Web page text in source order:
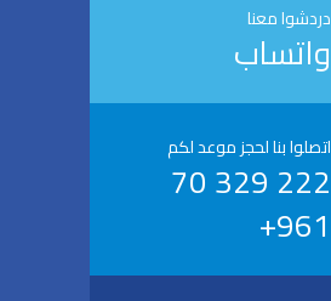
دردشوا معنا
واتساب
اتصلوا بنا لحجز موعد لكم
222 329 70
961+